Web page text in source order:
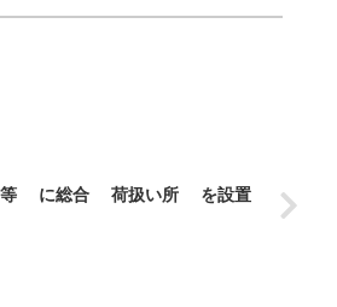
等 に総合 荷扱い所 を設置